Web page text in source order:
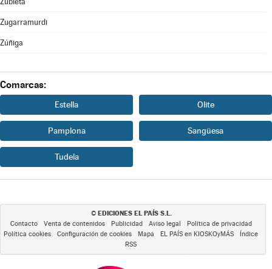
Zugarramurdi
Zúñiga
Comarcas:
Estella Olite
Pamplona Sangüesa
Tudela
© EDICIONES EL PAÍS S.L.
Contacto Venta de contenidos Publicidad Aviso legal
Política de privacidad
Política cookies
Configuración de cookies Mapa EL PAÍS en KIOSKOyMÁS
Índice
RSS